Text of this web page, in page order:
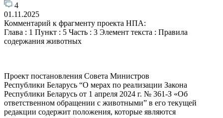
4
01.11.2025
Комментарий к фрагменту проекта НПА:
Глава : 1 Пункт : 5 Часть : 3 Элемент текста : Правила
содержания животных
Проект постановления Совета Министров
Республики Беларусь “О мерах по реализации Закона
Республики Беларусь от 1 апреля 2024 г. № 361-З «Об
ответственном обращении с животными” в его текущей
редакции содержит положения, которые являются